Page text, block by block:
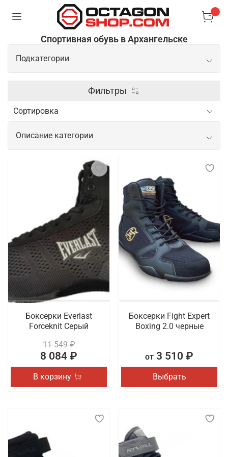
Спортивная обувь в Архангельске
Подкатегории
Борцовки
Сланцы/шлепки
Фильтры
Описание категории
Спортивная обувь для начинающих и
профессиональных спортсменов
Спортивная обувь для спортсменов важна для
обеспечения комфорта, поддержки и безопасности
во время тренировок и соревнований. Новичкам
особенно требуется пара с хорошей амортизацией
и стабильной подошвой, которая помогает
предотвратить травмы и обеспечивает
правильное распределение нагрузки на стопу.
Такая обувь должна быть удобной, легкой и
достаточно универсальной, чтобы подходить для
разных видов физической активности.
Что мы предлагаем на выбор
Обувь имеет такое же повышенное значение в
образе спортсмена, как и одежда. Для создания
комфортных условий во время тренировки или
соревнования важно выбрать для себя идеальную
Также в наличии сланцы и шлепки из коллекций
спортивных брендов.
Где заказать профессиональную
Боксерки Everlast
Forceknit Серый
11 549 ₽
8 084 ₽
В корзину
Боксерки Fight Expert
Boxing 2.0 черные
от 3 510 ₽
Выбрать